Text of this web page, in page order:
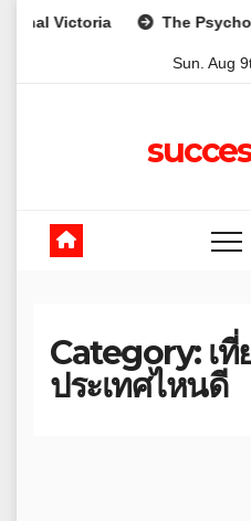
The Psychology of
Sun. Aug
Category: เ
ประเทศไหนดี